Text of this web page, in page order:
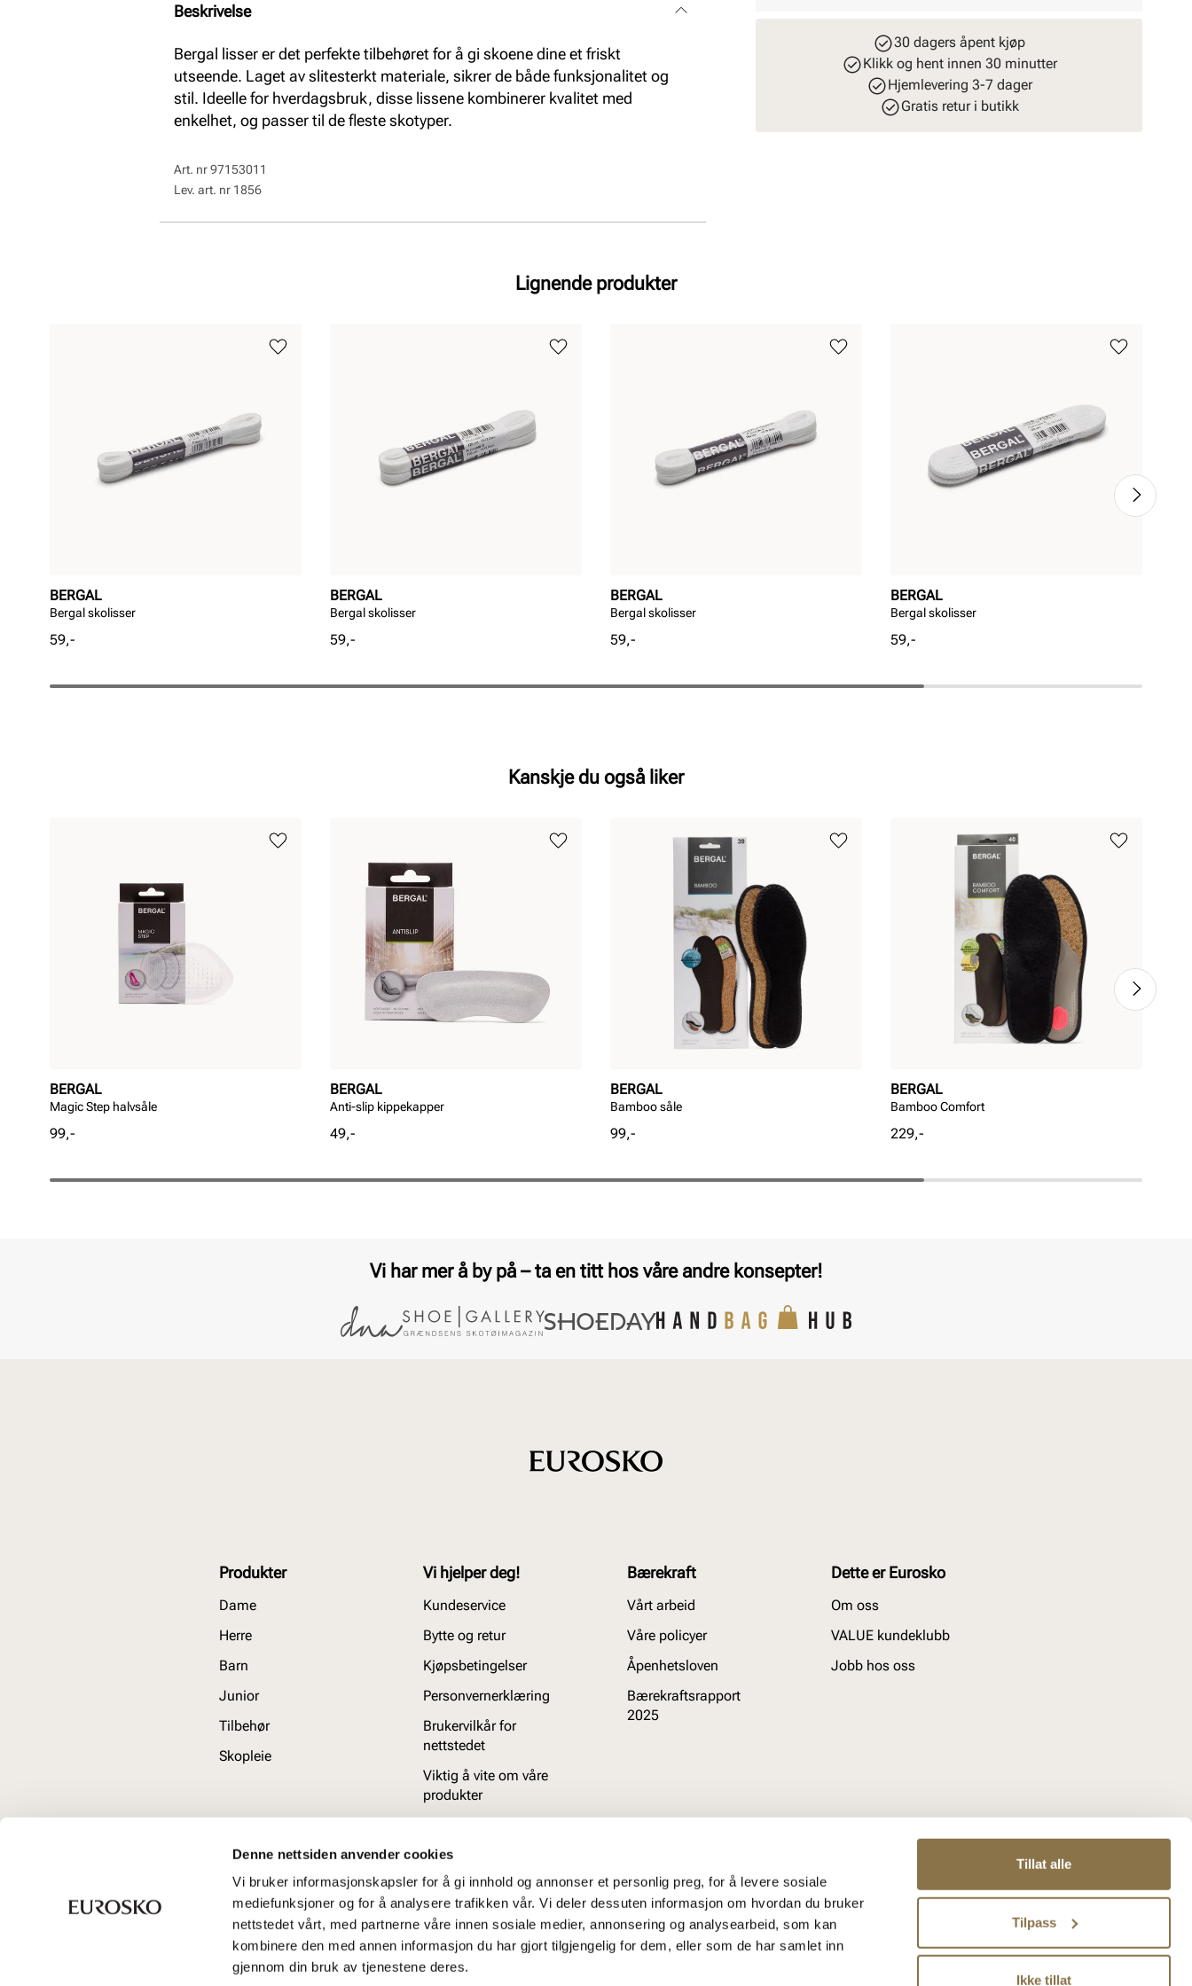
Denne nettsiden anvender cookies
Vi bruker informasjonskapsler for å gi innhold og annonser et personlig preg, for å levere sosiale
mediefunksjoner og for å analysere trafikken vår. Vi deler dessuten informasjon om hvordan du bruker
nettstedet vårt, med partnerne våre innen sosiale medier, annonsering og analysearbeid, som kan
kombinere den med annen informasjon du har gjort tilgjengelig for dem, eller som de har samlet inn
gjennom din bruk av tjenestene deres.
Tillat alle
Tilpass
Ikke tillat
Beskrivelse
Bergal lisser er det perfekte tilbehøret for å gi skoene dine et friskt
utseende. Laget av slitesterkt materiale, sikrer de både funksjonalitet og
stil. Ideelle for hverdagsbruk, disse lissene kombinerer kvalitet med
enkelhet, og passer til de fleste skotyper.
Art. nr97153011
Lev. art. nr 1856
30 dagers åpent kjøp
Klikk og hent innen 30 minutter
Hjemlevering 3-7 dager
Gratis retur i butikk
Lignende produkter
BERGAL
Bergal skolisser
Pris
59,-
BERGAL
Bergal skolisser
Pris
59,-
BERGAL
Bergal skolisser
Pris
59,-
BERGAL
Bergal skolisser
Pris
59,-
Kanskje du også liker
BERGAL
Magic Step halvsåle
Pris
99,-
BERGAL
Anti-slip kippekapper
Pris
49,-
BERGAL
Bamboo såle
Pris
99,-
BERGAL
Bamboo Comfort
Pris
229,-
Vi har mer å by på – ta en titt hos våre andre konsepter!
Produkter
Dame
Herre
Barn
Junior
Tilbehør
Skopleie
Vi hjelper deg!
Kundeservice
Bytte og retur
Kjøpsbetingelser
Personvernerklæring
Brukervilkår for
nettstedet
Viktig å vite om våre
produkter
Bærekraft
Vårt arbeid
Våre policyer
Åpenhetsloven
Bærekraftsrapport
2025
Dette er Eurosko
Om oss
VALUE kundeklubb
Jobb hos oss